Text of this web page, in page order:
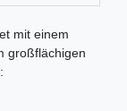
mit einem
großflächigen